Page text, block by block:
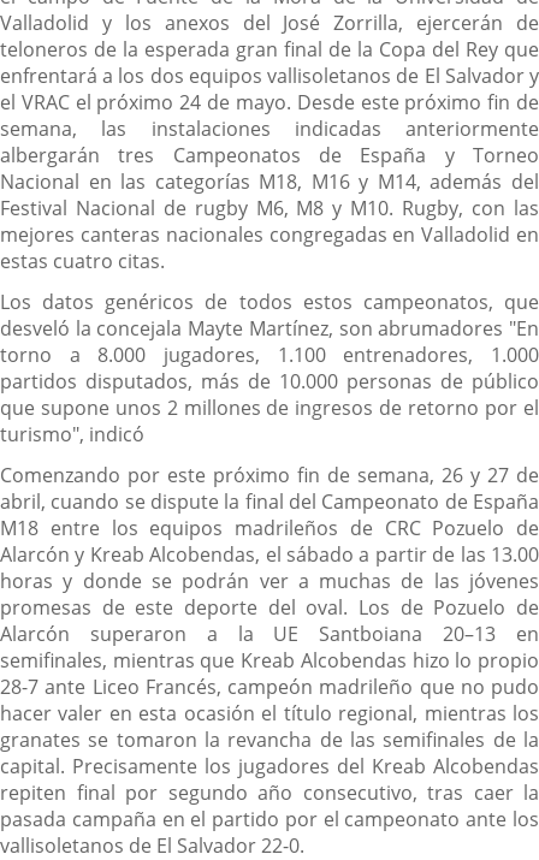
Valladolid y los anexos del José Zorrilla, ejercerán de
teloneros de la esperada gran final de la Copa del Rey que
enfrentará a los dos equipos vallisoletanos de El Salvador y
el VRAC el próximo 24 de mayo. Desde este próximo fin de
semana, las instalaciones indicadas anteriormente
albergarán tres Campeonatos de España y Torneo
Nacional en las categorías M18, M16 y M14, además del
Festival Nacional de rugby M6, M8 y M10. Rugby, con las
mejores canteras nacionales congregadas en Valladolid en
estas cuatro citas.
Los datos genéricos de todos estos campeonatos, que
desveló la concejala Mayte Martínez, son abrumadores "En
torno a 8.000 jugadores, 1.100 entrenadores, 1.000
partidos disputados, más de 10.000 personas de público
que supone unos 2 millones de ingresos de retorno por el
turismo", indicó
Comenzando por este próximo fin de semana, 26 y 27 de
abril, cuando se dispute la final del Campeonato de España
M18 entre los equipos madrileños de CRC Pozuelo de
Alarcón y Kreab Alcobendas, el sábado a partir de las 13.00
horas y donde se podrán ver a muchas de las jóvenes
promesas de este deporte del oval. Los de Pozuelo de
Alarcón superaron a la UE Santboiana 20–13 en
semifinales, mientras que Kreab Alcobendas hizo lo propio
28-7 ante Liceo Francés, campeón madrileño que no pudo
hacer valer en esta ocasión el título regional, mientras los
granates se tomaron la revancha de las semifinales de la
capital. Precisamente los jugadores del Kreab Alcobendas
repiten final por segundo año consecutivo, tras caer la
pasada campaña en el partido por el campeonato ante los
vallisoletanos de El Salvador 22-0.